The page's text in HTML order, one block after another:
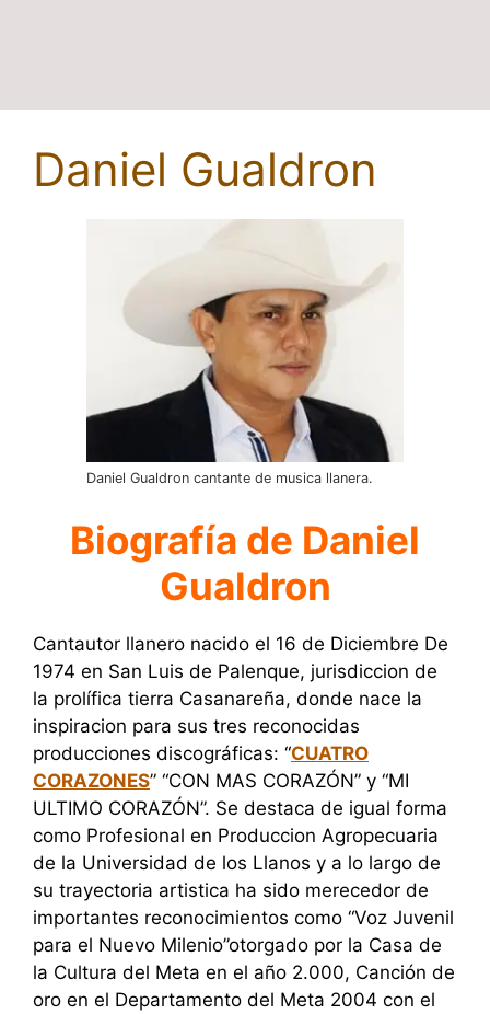
Daniel Gualdron
Daniel Gualdron cantante de musica llanera.
Biografía de Daniel
Gualdron
Cantautor llanero nacido el 16 de Diciembre De
1974 en San Luis de Palenque, jurisdiccion de
la prolífica tierra Casanareña, donde nace la
inspiracion para sus tres reconocidas
producciones discográficas: “CUATRO
CORAZONES” “CON MAS CORAZÓN” y “MI
ULTIMO CORAZÓN”. Se destaca de igual forma
como Profesional en Produccion Agropecuaria
de la Universidad de los Llanos y a lo largo de
su trayectoria artistica ha sido merecedor de
importantes reconocimientos como “Voz Juvenil
para el Nuevo Milenio”otorgado por la Casa de
la Cultura del Meta en el año 2.000, Canción de
oro en el Departamento del Meta 2004 con el